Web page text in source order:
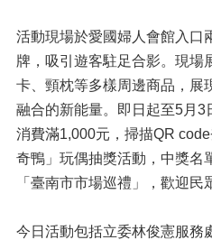
活動現場於愛國婦人會館入口
牌，吸引遊客駐足合影。現場
卡、頸枕等多樣周邊商品，展
融合的新能量。即日起至5月
消費滿1,000元，掃描QR
奇鴨」玩偶抽獎活動，中獎名
「臺南市市場巡禮」，歡迎民
今日活動包括立委林俊憲服務